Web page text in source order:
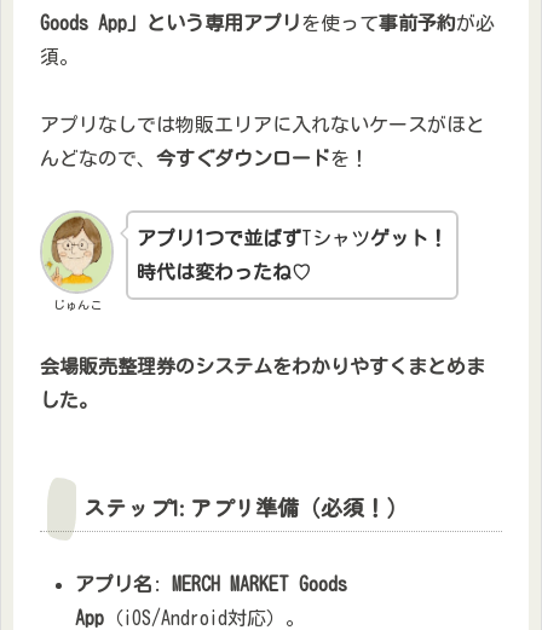
Goods App」という専用アプリを使って事前予約が必
須。
アプリなしでは物販エリアに入れないケースがほと
んどなので、 今すぐダウンロードを！
じゅんこ
アプリ1つで並ばずTシャツゲット！
時代は変わったね♡
会場販売整理券のシステムをわかりやすくまとめま
した。
ステップ1: アプリ準備（必須！）
アプリ名 :
MERCH MARKET Goods
App （iOS/Android対応）。